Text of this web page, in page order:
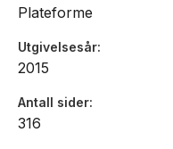
Plateforme
Utgivelsesår
2015
Antall sider
316